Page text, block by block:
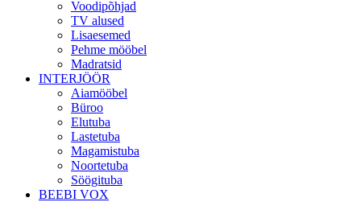
Voodipõhjad
TV alused
Lisaesemed
Pehme mööbel
Madratsid
INTERJÖÖR
Aiamööbel
Büroo
Elutuba
Lastetuba
Magamistuba
Noortetuba
Söögituba
BEEBI VOX